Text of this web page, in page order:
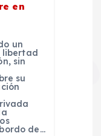
en
un
libertad
sin
su
de…